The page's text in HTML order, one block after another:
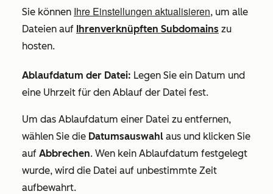
Sie können Ihre Einstellungen aktualisieren, um alle
Dateien auf Ihrenverknüpften Subdomains zu
hosten.
Ablaufdatum der Datei: Legen Sie ein Datum und
eine Uhrzeit für den Ablauf der Datei fest.
Um das Ablaufdatum einer Datei zu entfernen,
wählen Sie die Datumsauswahl aus und klicken Sie
auf Abbrechen. Wen kein Ablaufdatum festgelegt
wurde, wird die Datei auf unbestimmte Zeit
aufbewahrt.